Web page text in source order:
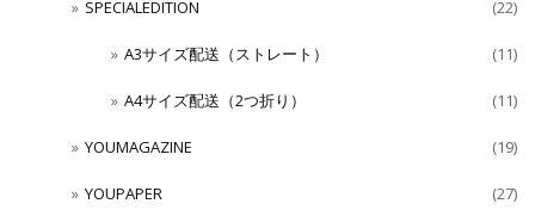
SPECIALEDITION (22)
A3サイズ配送（ストレート） (11)
A4サイズ配送（2つ折り） (11)
YOUMAGAZINE (19)
YOUPAPER (27)